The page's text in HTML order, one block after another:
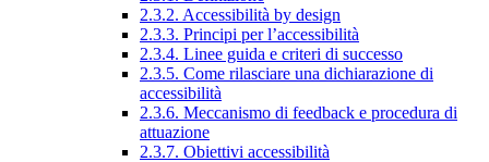
2.3.2. Accessibilità by design
2.3.3. Principi per l’accessibilità
2.3.4. Linee guida e criteri di successo
2.3.5. Come rilasciare una dichiarazione di
accessibilità
2.3.6. Meccanismo di feedback e procedura di
attuazione
2.3.7. Obiettivi accessibilità